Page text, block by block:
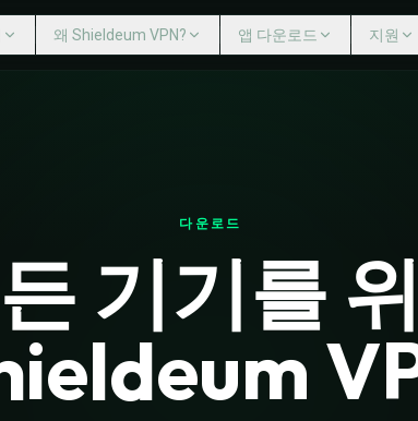
왜 Shieldeum VPN?
사용자 추적 없음
앱 다운로드
라우터
지원
다운로드
기기를